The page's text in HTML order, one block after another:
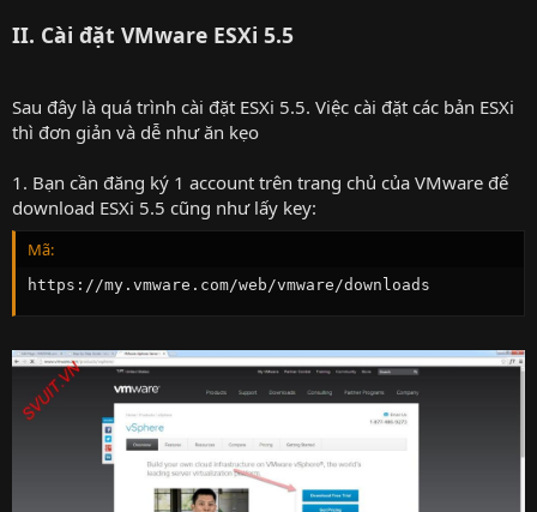
II. Cài đặt VMware ESXi 5.5
Sau đây là quá trình cài đặt ESXi 5.5. Việc cài đặt các bản ESXi
thì đơn giản và dễ như ăn kẹo
1. Bạn cần đăng ký 1 account trên trang chủ của VMware để
download ESXi 5.5 cũng như lấy key:
Mã:
https://my.vmware.com/web/vmware/downloads